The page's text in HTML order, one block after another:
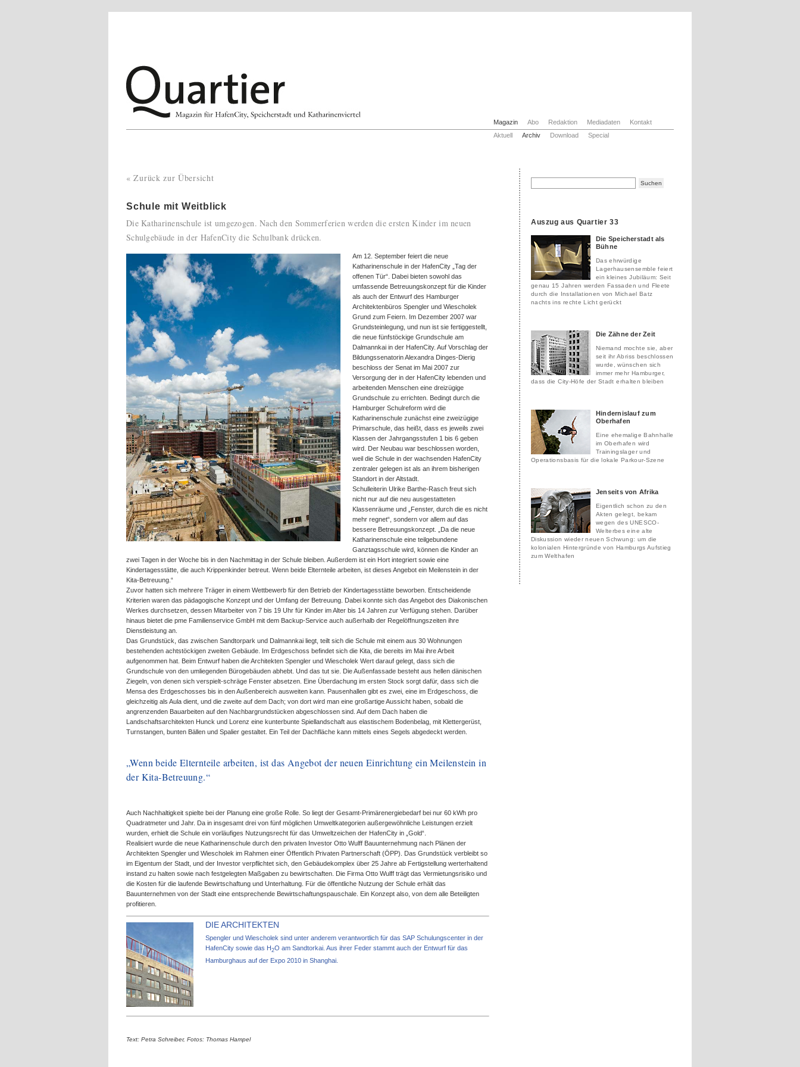
Magazin
Aktuell
Archiv Download Special
Abo Redaktion Mediadaten Kontakt
Auszug aus Quartier 33
Die Speicherstadt als
Bühne
Das ehrwürdige
Lagerhausensemble feiert
ein kleines Jubiläum: Seit
genau 15 Jahren werden Fassaden und Fleete
durch die Installationen von Michael Batz
nachts ins rechte Licht gerückt
Die Zähne der Zeit
Niemand mochte sie, aber
seit ihr Abriss beschlossen
wurde, wünschen sich
immer mehr Hamburger,
dass die City-Höfe der Stadt erhalten bleiben
Hindernislauf zum
Oberhafen
Eine ehemalige Bahnhalle
im Oberhafen wird
Trainingslager und
Operationsbasis für die lokale Parkour-Szene
Jenseits von Afrika
Eigentlich schon zu den
Akten gelegt, bekam
wegen des UNESCO-
Welterbes eine alte
Diskussion wieder neuen Schwung: um die
kolonialen Hintergründe von Hamburgs Aufstieg
zum Welthafen
« Zurück zur Übersicht
Schule mit Weitblick
Die Katharinenschule ist umgezogen. Nach den Sommerferien werden die ersten Kinder im neuen
Schulgebäude in der HafenCity die Schulbank drücken.
Am 12. September feiert die neue
Katharinenschule in der HafenCity „Tag der
offenen Tür“. Dabei bieten sowohl das
umfassende Betreuungskonzept für die Kinder
als auch der Entwurf des Hamburger
Architektenbüros Spengler und Wiescholek
Grund zum Feiern. Im Dezember 2007 war
Grundsteinlegung, und nun ist sie fertiggestellt,
die neue fünfstöckige Grundschule am
Dalmannkai in der HafenCity. Auf Vorschlag der
Bildungssenatorin Alexandra Dinges-Dierig
beschloss der Senat im Mai 2007 zur
Versorgung der in der HafenCity lebenden und
arbeitenden Menschen eine dreizügige
Grundschule zu errichten. Bedingt durch die
Hamburger Schulreform wird die
Katharinenschule zunächst eine zweizügige
Primarschule, das heißt, dass es jeweils zwei
Klassen der Jahrgangsstufen 1 bis 6 geben
wird. Der Neubau war beschlossen worden,
weil die Schule in der wachsenden HafenCity
zentraler gelegen ist als an ihrem bisherigen
Standort in der Altstadt.
Schulleiterin Ulrike Barthe-Rasch freut sich
nicht nur auf die neu ausgestatteten
Klassenräume und „Fenster, durch die es nicht
mehr regnet“, sondern vor allem auf das
bessere Betreuungskonzept. „Da die neue
Katharinenschule eine teilgebundene
Ganztagsschule wird, können die Kinder an
zwei Tagen in der Woche bis in den Nachmittag in der Schule bleiben. Außerdem ist ein Hort integriert sowie eine
Kindertagesstätte, die auch Krippenkinder betreut. Wenn beide Elternteile arbeiten, ist dieses Angebot ein Meilenstein in der
Kita-Betreuung.“
Zuvor hatten sich mehrere Träger in einem Wettbewerb für den Betrieb der Kindertagesstätte beworben. Entscheidende
Kriterien waren das pädagogische Konzept und der Umfang der Betreuung. Dabei konnte sich das Angebot des Diakonischen
Werkes durchsetzen, dessen Mitarbeiter von 7 bis 19 Uhr für Kinder im Alter bis 14 Jahren zur Verfügung stehen. Darüber
hinaus bietet die pme Familienservice GmbH mit dem Backup-Service auch außerhalb der Regelöffnungszeiten ihre
Dienstleistung an.
Das Grundstück, das zwischen Sandtorpark und Dalmannkai liegt, teilt sich die Schule mit einem aus 30 Wohnungen
bestehenden achtstöckigen zweiten Gebäude. Im Erdgeschoss befindet sich die Kita, die bereits im Mai ihre Arbeit
aufgenommen hat. Beim Entwurf haben die Architekten Spengler und Wiescholek Wert darauf gelegt, dass sich die
Grundschule von den umliegenden Bürogebäuden abhebt. Und das tut sie. Die Außenfassade besteht aus hellen dänischen
Ziegeln, von denen sich verspielt-schräge Fenster absetzen. Eine Überdachung im ersten Stock sorgt dafür, dass sich die
Mensa des Erdgeschosses bis in den Außenbereich ausweiten kann. Pausenhallen gibt es zwei, eine im Erdgeschoss, die
gleichzeitig als Aula dient, und die zweite auf dem Dach; von dort wird man eine großartige Aussicht haben, sobald die
angrenzenden Bauarbeiten auf den Nachbargrundstücken abgeschlossen sind. Auf dem Dach haben die
Landschaftsarchitekten Hunck und Lorenz eine kunterbunte Spiellandschaft aus elastischem Bodenbelag, mit Klettergerüst,
Turnstangen, bunten Bällen und Spalier gestaltet. Ein Teil der Dachfläche kann mittels eines Segels abgedeckt werden.
„Wenn beide Elternteile arbeiten, ist das Angebot der neuen Einrichtung ein Meilenstein in
der Kita-Betreuung.“
Auch Nachhaltigkeit spielte bei der Planung eine große Rolle. So liegt der Gesamt-Primärenergiebedarf bei nur 60 kWh pro
Quadratmeter und Jahr. Da in insgesamt drei von fünf möglichen Umweltkategorien außergewöhnliche Leistungen erzielt
wurden, erhielt die Schule ein vorläufiges Nutzungsrecht für das Umweltzeichen der HafenCity in „Gold“.
Realisiert wurde die neue Katharinenschule durch den privaten Investor Otto Wulff Bauunternehmung nach Plänen der
Architekten Spengler und Wiescholek im Rahmen einer Öffentlich Privaten Partnerschaft (ÖPP). Das Grundstück verbleibt so
im Eigentum der Stadt, und der Investor verpflichtet sich, den Gebäudekomplex über 25 Jahre ab Fertigstellung werterhaltend
instand zu halten sowie nach festgelegten Maßgaben zu bewirtschaften. Die Firma Otto Wulff trägt das Vermietungsrisiko und
die Kosten für die laufende Bewirtschaftung und Unterhaltung. Für die öffentliche Nutzung der Schule erhält das
Bauunternehmen von der Stadt eine entsprechende Bewirtschaftungspauschale. Ein Konzept also, von dem alle Beteiligten
profitieren.
DIE ARCHITEKTEN
Spengler und Wiescholek sind unter anderem verantwortlich für das SAP Schulungscenter in der
HafenCity sowie das H2O am Sandtorkai. Aus ihrer Feder stammt auch der Entwurf für das
Hamburghaus auf der Expo 2010 in Shanghai.
Text: Petra Schreiber, Fotos: Thomas Hampel